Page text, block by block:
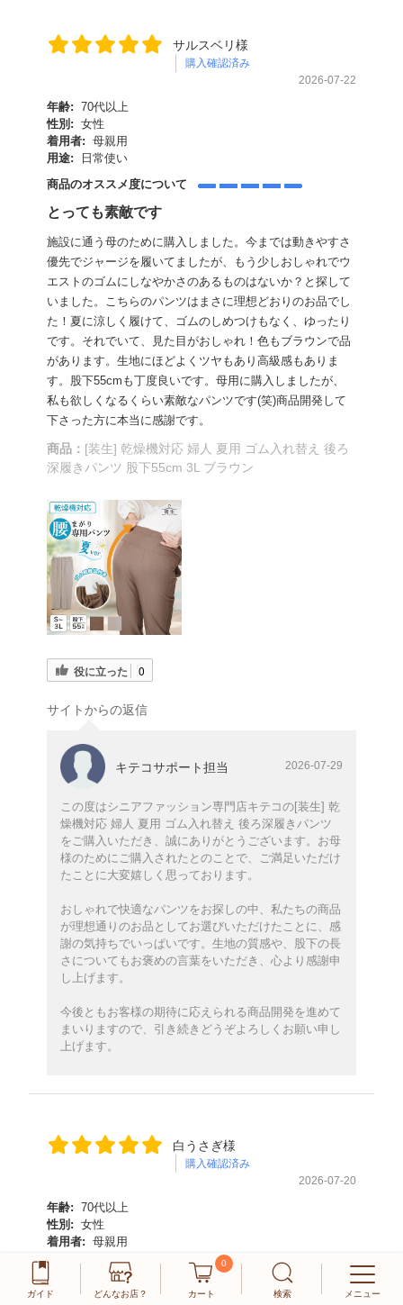
サルスベリ様
購入確認済み
2026-07-22
年齢: 70代以上
性別: 女性
着用者: 母親用
用途:
日常使い
商品のオススメ度について
とっても素敵です
施設に通う母のために購入しました。今までは動きやすさ
優先でジャージを履いてましたが、もう少しおしゃれでウ
エストのゴムにしなやかさのあるものはないか？と探して
いました。こちらのパンツはまさに理想どおりのお品でし
た！夏に涼しく履けて、ゴムのしめつけもなく、ゆったり
です。それでいて、見た目がおしゃれ！色もブラウンで品
があります。生地にほどよくツヤもあり高級感もありま
す。股下55cmも丁度良いです。母用に購入しましたが、
私も欲しくなるくらい素敵なパンツです(笑)商品開発して
下さった方に本当に感謝です。
商品： [装生] 乾燥機対応 婦人 夏用 ゴム入れ替え 後ろ
深履きパンツ 股下55cm 3L ブラウン
役に立った 0
サイトからの返信
キテコサポート担当 2026-07-29
この度はシニアファッション専門店キテコの[装生] 乾
燥機対応 婦人 夏用 ゴム入れ替え 後ろ深履きパンツ
をご購入いただき、誠にありがとうございます。お母
様のためにご購入されたとのことで、ご満足いただけ
たことに大変嬉しく思っております。
おしゃれで快適なパンツをお探しの中、私たちの商品
が理想通りのお品としてお選びいただけたことに、感
謝の気持ちでいっぱいです。生地の質感や、股下の長
さについてもお褒めの言葉をいただき、心より感謝申
し上げます。
今後ともお客様の期待に応えられる商品開発を進めて
まいりますので、引き続きどうぞよろしくお願い申し
上げます。
白うさぎ様
購入確認済み
2026-07-20
年齢: 70代以上
性別: 女性
着用者: 母親用
用途:
商品のオススメ度について
ガイド どんなお店？ カート
0
検索 メニュー